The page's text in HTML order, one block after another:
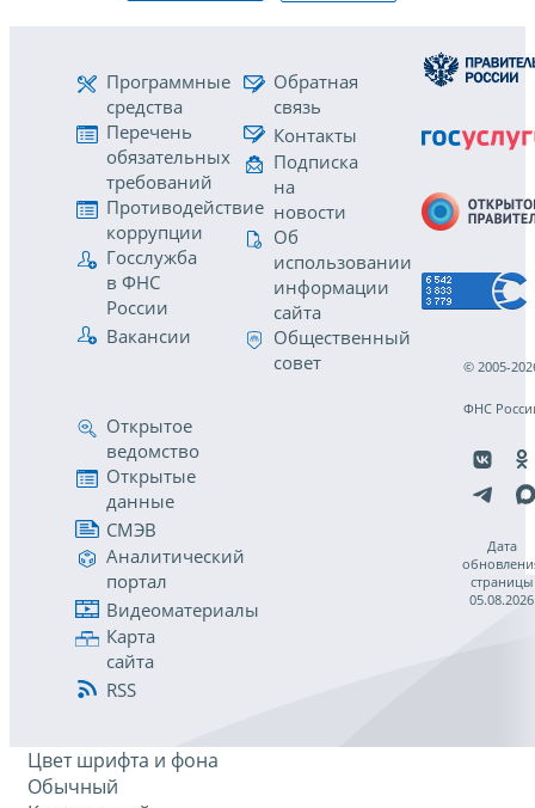
Программные
средства
Перечень
обязательных
требований
Противодействие
коррупции
Госслужба
в ФНС
России
Вакансии
Обратная
связь
Контакты
Подписка
на
новости
Об
использовании
информации
сайта
Общественный
совет
Открытое
ведомство
Открытые
данные
СМЭВ
Аналитический
портал
Видеоматериалы
Карта
сайта
RSS
© 2005-
ФНС
Дата
страницы
05.08.2026
Цвет шрифта и фона
Обычный